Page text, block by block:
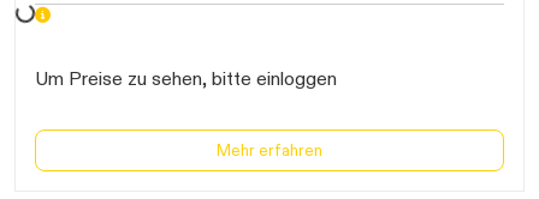
Daten werden geladen. Bitte warten...
Um Preise zu sehen, bitte einloggen
Mehr erfahren